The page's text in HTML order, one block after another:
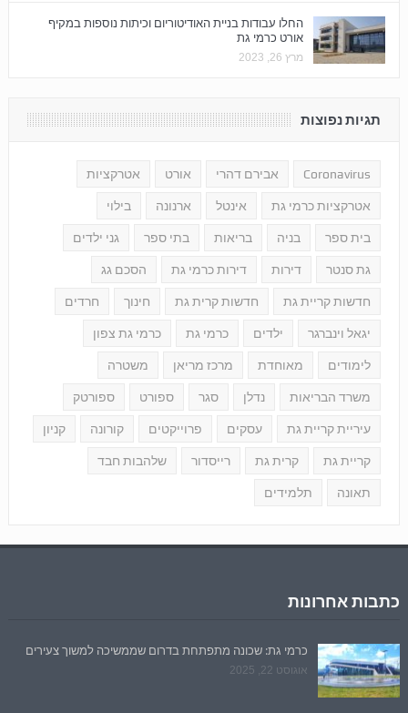
החלו עבודות בניית האודיטוריום וכיתות נוספות במקיף
אורט כרמי גת
מרץ 26, 2023
תגיות נפוצות
Coronavirus אבירם דהרי אורט אטרקציות
אטרקציות כרמי גת אינטל ארנונה בילוי
בית ספר בניה בריאות בתי ספר גני ילדים
גת סנטר דירות דירות כרמי גת הסכם גג
חדשות קריית גת חדשות קרית גת חינוך חרדים
יגאל וינברגר ילדים כרמי גת כרמי גת צפון
לימודים מאוחדת מרכז מריאן משטרה
משרד הבריאות נדלן סגר ספורט ספורטק
עיריית קריית גת עסקים פרוייקטים קורונה קניון
קריית גת קרית גת רייסדור שלהבות חבד
תאונה תלמידים
כתבות אחרונות
כרמי גת: שכונה מתפתחת בדרום שממשיכה למשוך צעירים
אוגוסט 22, 2025